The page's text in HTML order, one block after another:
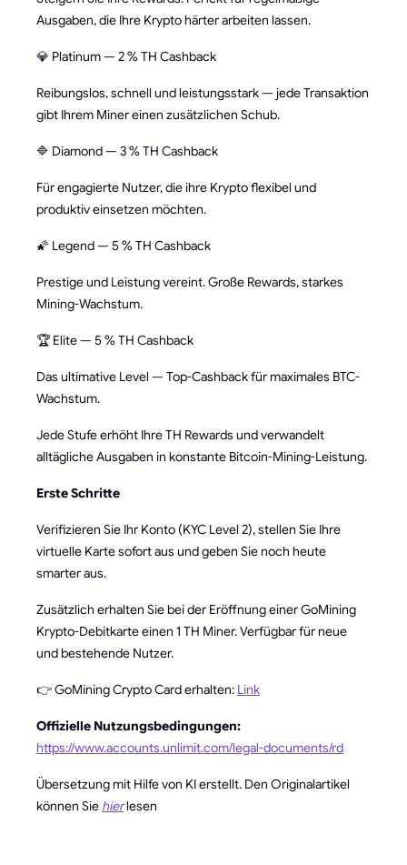
Ausgaben, die Ihre Krypto härter arbeiten lassen.
💎 Platinum — 2 % TH Cashback
Reibungslos, schnell und leistungsstark — jede Transaktion
gibt Ihrem Miner einen zusätzlichen Schub.
🔷 Diamond — 3 % TH Cashback
Für engagierte Nutzer, die ihre Krypto flexibel und
produktiv einsetzen möchten.
🌠 Legend — 5 % TH Cashback
Prestige und Leistung vereint. Große Rewards, starkes
Mining-Wachstum.
🏆 Elite — 5 % TH Cashback
Das ultimative Level — Top-Cashback für maximales BTC-
Wachstum.
Jede Stufe erhöht Ihre TH Rewards und verwandelt
alltägliche Ausgaben in konstante Bitcoin-Mining-Leistung.
Erste Schritte
Verifizieren Sie Ihr Konto (KYC Level 2), stellen Sie Ihre
virtuelle Karte sofort aus und geben Sie noch heute
smarter aus.
Zusätzlich erhalten Sie bei der Eröffnung einer GoMining
Krypto-Debitkarte einen 1 TH Miner. Verfügbar für neue
und bestehende Nutzer.
👉 GoMining Crypto Card erhalten: Link
Offizielle Nutzungsbedingungen:
https://www.accounts.unlimit.com/legal-documents/rd
Übersetzung mit Hilfe von KI erstellt. Den Originalartikel
können Sie hierlesen